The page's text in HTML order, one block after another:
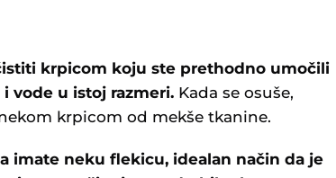
krpicom koju ste prethodno umočili
vode u istoj razmeri. Kada se osuše,
krpicom od mekše tkanine.
imate neku flekicu, idealan način da je